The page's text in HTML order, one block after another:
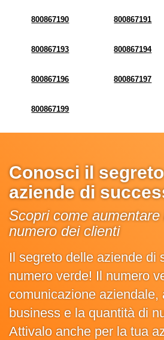
800867190 800867191
800867193 800867194
800867196 800867197
800867199
Conosci il
aziende di
Scopri come
numero dei clienti
Il segreto delle aziende di
numero verde! Il numero
comunicazione aziendale,
business e la quantità di
Attivalo anche per la tua